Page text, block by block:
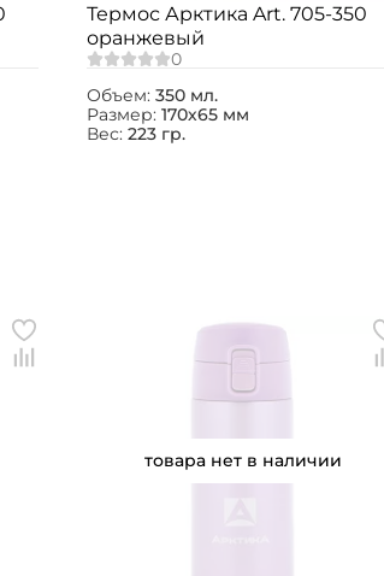
Термос Арктика Art. 705-350
оранжевый
Объем: 350 мл.
Размер: 170х65 мм
Вес: 223 гр.
товара нет в наличии